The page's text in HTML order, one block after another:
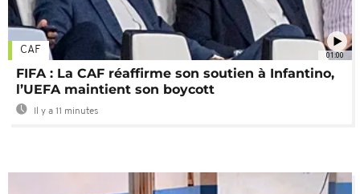
01:00
CAF
FIFA : La CAF réaffirme son soutien à Infantino,
l’UEFA maintient son boycott
Il y a 11 minutes